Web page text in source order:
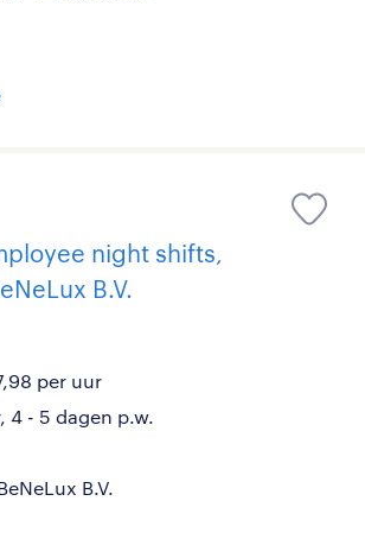
night shifts,
B.V.
per uur
4 - 5 dagen p.w.
B.V.